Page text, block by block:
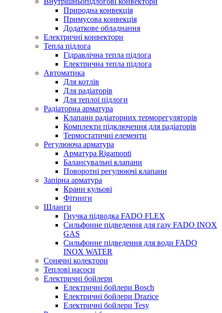
Природна конвекція
Примусова конвекція
Додаткове обладнання
Електричні конвектори
Тепла підлога
Гідравлічна тепла підлога
Електрична тепла підлога
Автоматика
Для котлів
Для радіаторів
Для теплої підлоги
Радіаторна арматура
Клапани радіаторних терморегуляторів
Комплекти підключення для радіаторів
Термостатичні елементи
Регулююча арматура
Арматура Rigamonti
Балансувальні клапани
Поворотні регулюючі клапани
Запірна арматура
Крани кульові
Фітинги
Шланги
Гнучка підводка FADO FLEX
Сильфонне підведення для газу FADO INOX
GAS
Сильфонне підведення для води FADO
INOX WATER
Сонячні колектори
Теплові насоси
Електричні бойлери
Електричні бойлери Bosch
Електричні бойлери Drazice
Електричні бойлери Tesy